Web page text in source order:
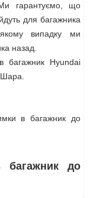
гарантуємо, що
для багажника
випадку ми
назад.
багажник Hyundai
в багажник до
багажник до